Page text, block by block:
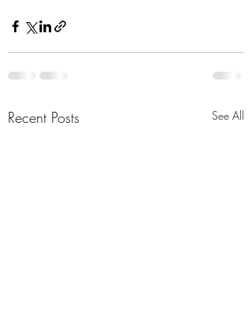
Recent Posts See All